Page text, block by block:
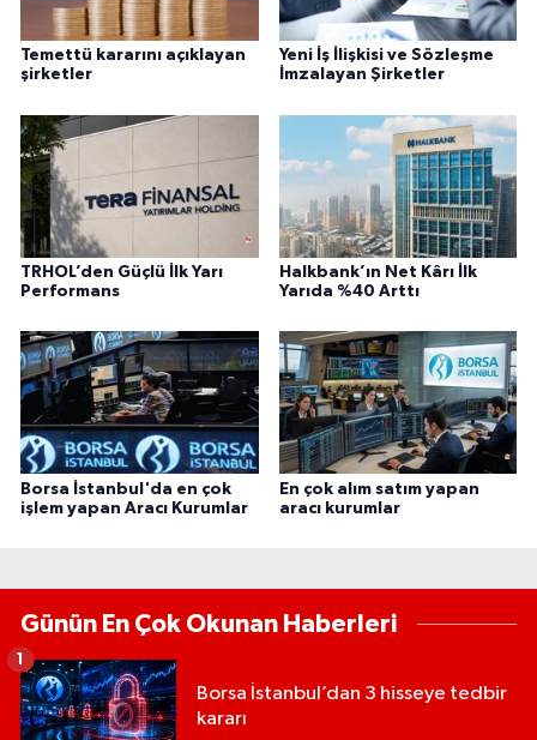
Temettü kararını açıklayan
şirketler
Yeni İş İlişkisi ve Sözleşme
İmzalayan Şirketler
TRHOL’den Güçlü İlk Yarı
Performans
Halkbank’ın Net Kârı İlk
Yarıda %40 Arttı
Borsa İstanbul'da en çok
işlem yapan Aracı Kurumlar
En çok alım satım yapan
aracı kurumlar
Günün En Çok Okunan Haberleri
Borsa İstanbul’dan 3 hisseye tedbir
kararı
1